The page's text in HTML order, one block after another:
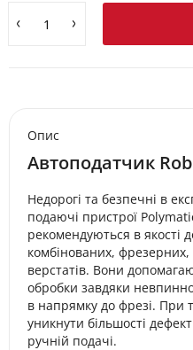
Опис
Автоподатчик
Недорогі та безпечні в
подаючі пристрої
рекомендуються в якості
комбінованих,
верстатів. Вони
обробки завдяки
в напрямку до фрезі. При
уникнути більшості
ручній подачі.